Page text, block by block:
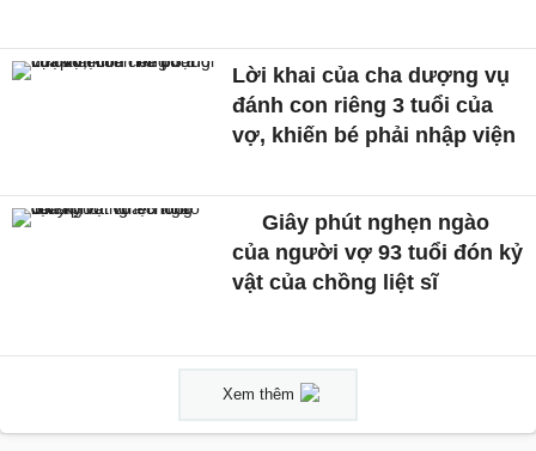
Lời khai của cha dượng vụ
đánh con riêng 3 tuổi của
vợ, khiến bé phải nhập viện
Giây phút nghẹn ngào
của người vợ 93 tuổi đón kỷ
vật của chồng liệt sĩ
Xem thêm